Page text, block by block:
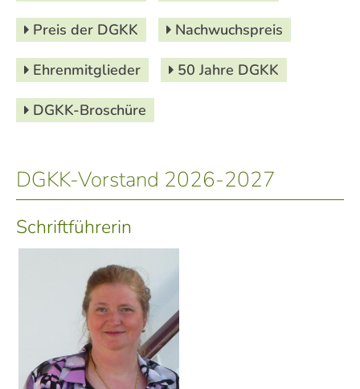
Preis der DGKK Nachwuchspreis
Ehrenmitglieder 50 Jahre DGKK
DGKK-Broschüre
DGKK-Vorstand 2026-2027
Schriftführerin